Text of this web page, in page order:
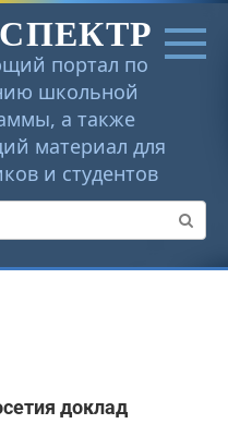
портал по
школьной
а также
материал для
и студентов
доклад